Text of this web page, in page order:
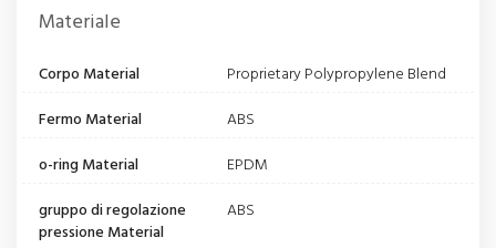
Materiale
Corpo Material
Proprietary Polypropylene Blend
Fermo Material
ABS
o-ring Material
EPDM
gruppo di regolazione
pressione Material
ABS